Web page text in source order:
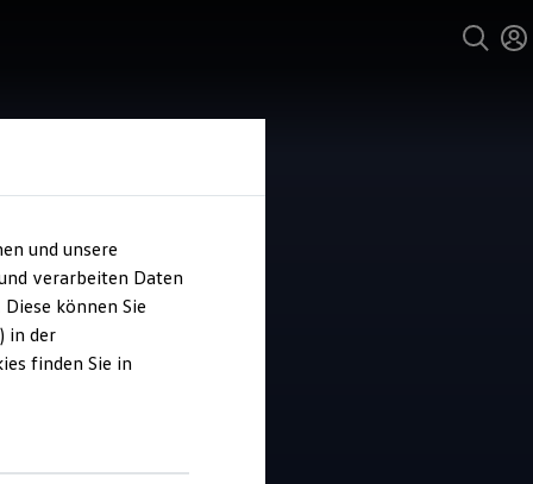
Thomas
4.5| 70 Bewertungen
und unsere
verarbeiten Daten
können Sie
in der
finden Sie in